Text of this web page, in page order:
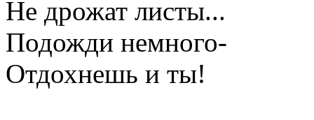
Не дрожат листы...
Подожди немного-
Отдохнешь и ты!